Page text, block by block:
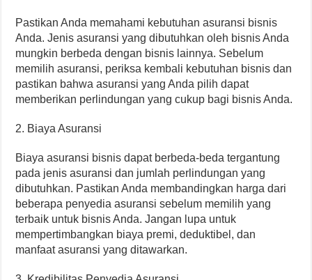
Pastikan Anda memahami kebutuhan asuransi bisnis
Anda. Jenis asuransi yang dibutuhkan oleh bisnis Anda
mungkin berbeda dengan bisnis lainnya. Sebelum
memilih asuransi, periksa kembali kebutuhan bisnis dan
pastikan bahwa asuransi yang Anda pilih dapat
memberikan perlindungan yang cukup bagi bisnis Anda.
2. Biaya Asuransi
Biaya asuransi bisnis dapat berbeda-beda tergantung
pada jenis asuransi dan jumlah perlindungan yang
dibutuhkan. Pastikan Anda membandingkan harga dari
beberapa penyedia asuransi sebelum memilih yang
terbaik untuk bisnis Anda. Jangan lupa untuk
mempertimbangkan biaya premi, deduktibel, dan
manfaat asuransi yang ditawarkan.